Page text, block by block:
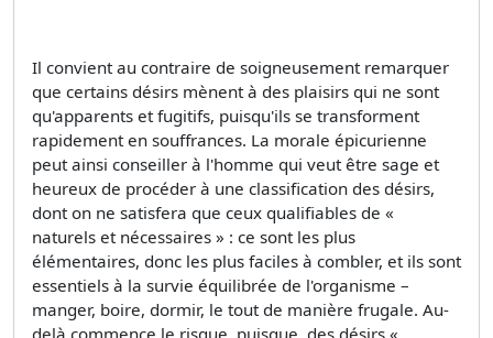
Il convient au contraire de soigneusement remarquer
que certains désirs mènent à des plaisirs qui ne sont
qu'apparents et fugitifs, puisqu'ils se transforment
rapidement en souffrances. La morale épicurienne
peut ainsi conseiller à l'homme qui veut être sage et
heureux de procéder à une classification des désirs,
dont on ne satisfera que ceux qualifiables de «
naturels et nécessaires » : ce sont les plus
élémentaires, donc les plus faciles à combler, et ils sont
essentiels à la survie équilibrée de l'organisme –
manger, boire, dormir, le tout de manière frugale. Au-
delà commence le risque, puisque, des désirs «